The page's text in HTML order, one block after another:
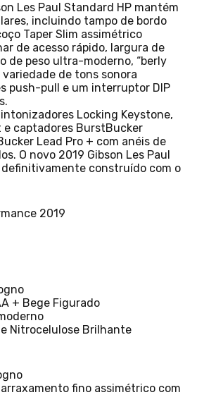
Les Paul Standard HP mantém
incluindo tampo de bordo
Taper Slim assimétrico
de acesso rápido, largura de
de peso ultra-moderno, “berly
de tons sonora
push-pull e um interruptor DIP
Locking Keystone,
e captadores BurstBucker
Lead Pro + com anéis de
O novo 2019 Gibson Les Paul
construído com o
2019
+ Bege Figurado
Nitrocelulose Brilhante
fino assimétrico com